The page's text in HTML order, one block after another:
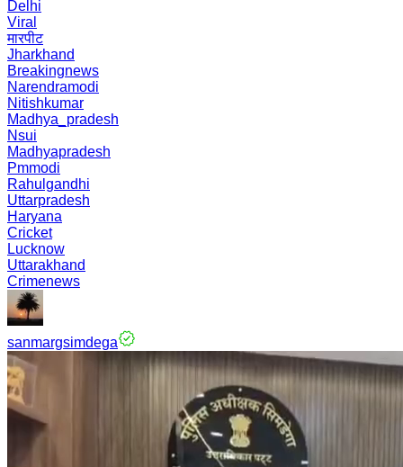
Delhi
Viral
मारपीट
Jharkhand
Breakingnews
Narendramodi
Nitishkumar
Madhya_pradesh
Nsui
Madhyapradesh
Pmmodi
Rahulgandhi
Uttarpradesh
Haryana
Cricket
Lucknow
Uttarakhand
Crimenews
sanmargsimdega